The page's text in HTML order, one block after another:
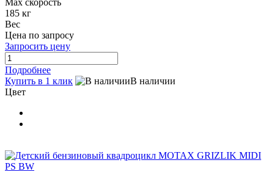
185 кг
Вес
Цена по запросу
Запросить цену
Подробнее
Купить в 1 клик
В наличии
Цвет